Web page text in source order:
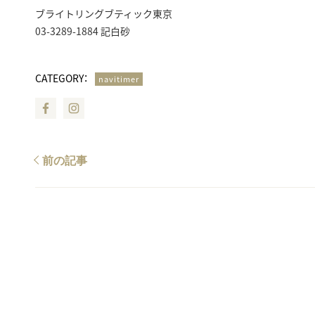
ブライトリングブティック東京
03-3289-1884 記白砂
CATEGORY： navitimer
Facebook
前の記事